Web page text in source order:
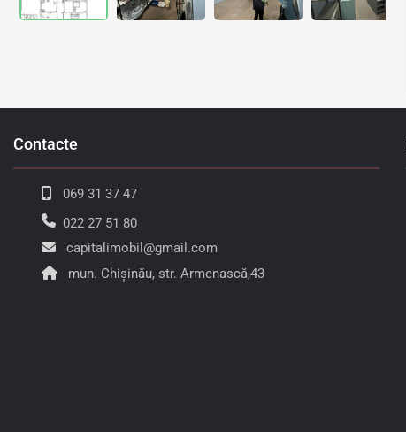
Contacte
069 31 37 47
022 27 51 80
capitalimobil@gmail.com
mun. Chișinău, str. Armenască,43